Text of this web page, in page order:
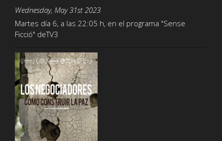
Wednesday, May 31st 2023
Martes día 6, a las 22:05 h, en el programa "Sense
Ficció" deTV3